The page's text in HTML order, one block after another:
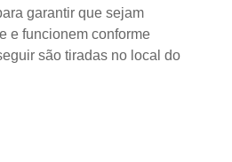
garantir que sejam
e funcionem conforme
são tiradas no local do